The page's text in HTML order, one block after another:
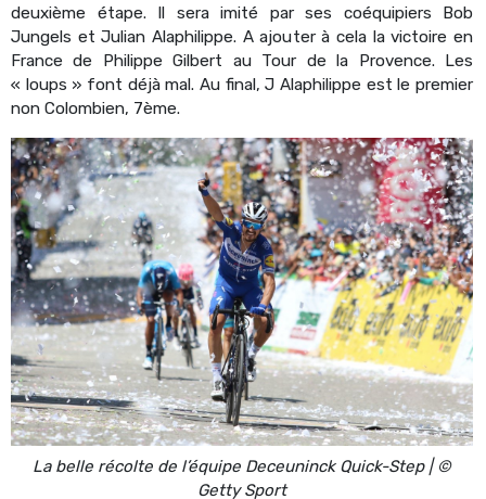
deuxième étape. Il sera imité par ses coéquipiers Bob
Jungels et Julian Alaphilippe. A ajouter à cela la victoire en
France de Philippe Gilbert au Tour de la Provence. Les
« loups » font déjà mal. Au final, J Alaphilippe est le premier
non Colombien, 7ème.
La belle récolte de l’équipe Deceuninck Quick-Step | ©
Getty Sport